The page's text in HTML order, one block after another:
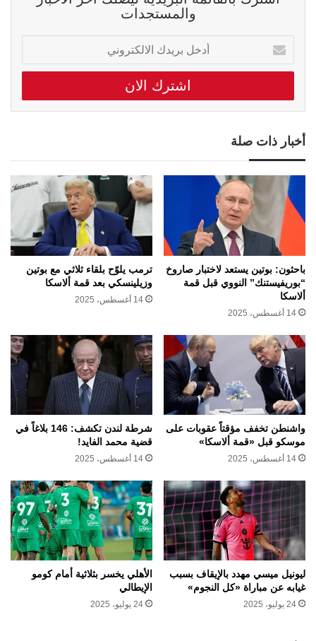
والمستجدات
أدخل
بريدك
الالكتروني
أخبار ذات صلة
باحثون: بوتين يستعد لاختبار صاروخ
“بوريفيستنك” النووي قبل قمة
ألاسكا
14 أغسطس، 2025
ترمب يلوّح بلقاء ثلاثي مع بوتين
وزيلينسكي بعد قمة ألاسكا
14 أغسطس، 2025
واشنطن تخفف مؤقتاً عقوبات على
موسكو قبل «قمة ألاسكا»
14 أغسطس، 2025
شرطة لندن تكشف: 146 بلاغاً في
قضية محمد الفايد!
14 أغسطس، 2025
ليونيل ميسي مهدد بالإيقاف بسبب
غيابه عن مباراة «كل النجوم»
24 يوليو، 2025
الأهلي يخسر بثلاثية أمام كومو
الإيطالي
24 يوليو، 2025